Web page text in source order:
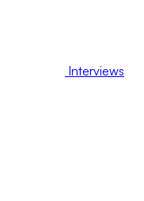
Interviews